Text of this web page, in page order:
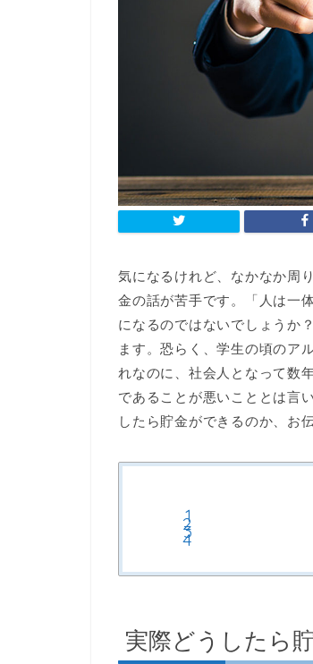
気になるけれど、なかなか周
金の話が苦手です。「人は一
になるのではないでしょうか
ます。恐らく、学生の頃のア
れなのに、社会人となって数
であることが悪いこととは言
したら貯金ができるのか、お
実際どうしたら